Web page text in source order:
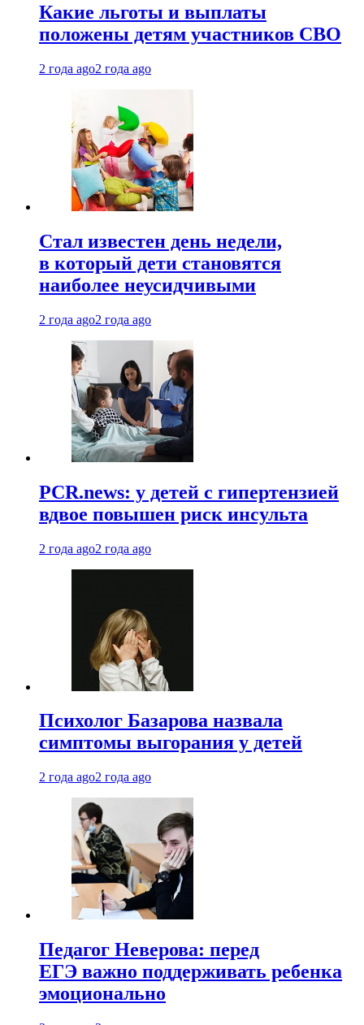
Какие льготы и выплаты
положены детям участников СВО
2 года ago2 года ago
Стал известен день недели,
в который дети становятся
наиболее неусидчивыми
2 года ago2 года ago
PCR.news: у детей с гипертензией
вдвое повышен риск инсульта
2 года ago2 года ago
Психолог Базарова назвала
симптомы выгорания у детей
2 года ago2 года ago
Педагог Неверова: перед
ЕГЭ важно поддерживать ребенка
эмоционально